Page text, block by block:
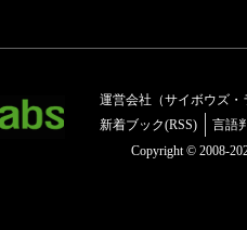
運営会社（サイボウズ・
新着ブック(RSS)
言語
Copyright © 2008-